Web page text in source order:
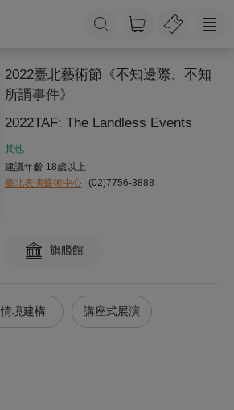
2022臺北藝術節《不知邊際、不知
所謂事件》
2022TAF: The Landless Events
其他
建議年齡 18歲以上
臺北表演藝術中心 (02)7756-3888
旗艦館
情境建構 講座式展演